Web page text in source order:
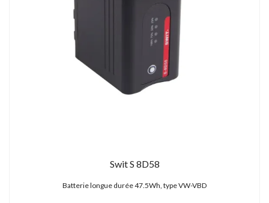
Swit S 8D58
Batterie longue durée 47.5Wh, type VW-VBD